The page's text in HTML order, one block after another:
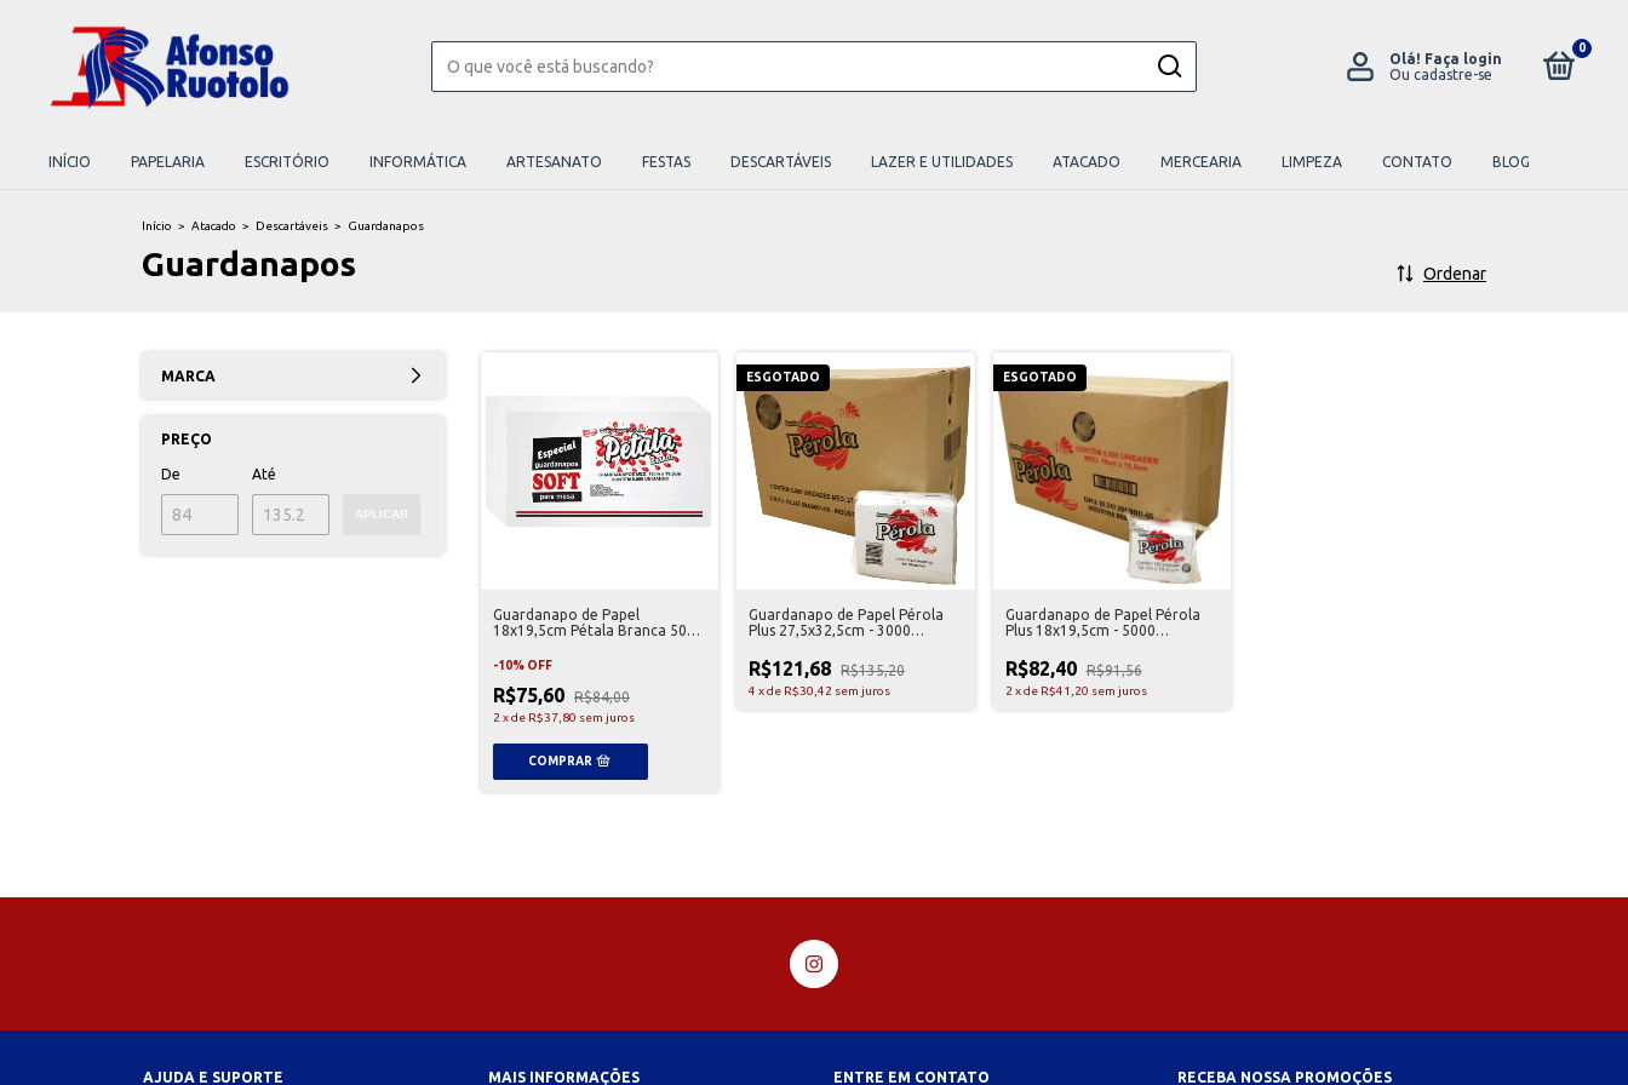
Olá! Faça login
Ou cadastre-se
0
INÍCIO PAPELARIA ESCRITÓRIO INFORMÁTICA ARTESANATO FESTAS DESCARTÁVEIS LAZER E UTILIDADES ATACADO MERCEARIA LIMPEZA CONTATO BLOG
Início > Atacado > Descartáveis > Guardanapos
Guardanapos Ordenar
MARCA
PREÇO
De Até
APLICAR
Guardanapo de Papel
18x19,5cm Pétala Branca 5000
-10% OFF
R$75,60 R$84,00
2xde R$37,80 sem juros
ESGOTADO
Guardanapo de Papel Pérola
Plus 27,5x32,5cm - 3000
R$121,68 R$135,20
4 xde R$30,42 sem juros
ESGOTADO
Guardanapo de Papel Pérola
Plus 18x19,5cm - 5000
R$82,40 R$91,56
2 xde R$41,20 sem juros
AJUDA E SUPORTE MAIS INFORMAÇÕES ENTRE EM CONTATO RECEBA NOSSA PROMOÇÕES